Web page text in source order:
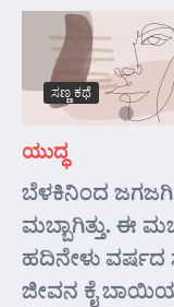
ಸಣ್ಣ ಕಥೆ
ಯುದ್ಧ
ಬೆಳಕಿನಿಂದ
ಮಬ್ಬಾಗಿತ್ತು. ಈ
ಹದಿನೇಳು ವರ್ಷದ
ಜೀವನ ಕೈ